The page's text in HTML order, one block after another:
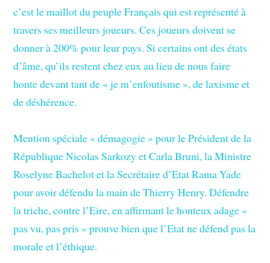
c’est le maillot du peuple Français qui est représenté à
travers ses meilleurs joueurs. Ces joueurs doivent se
donner à 200% pour leur pays. Si certains ont des états
d’âme, qu’ils restent chez eux au lieu de nous faire
honte devant tant de « je m’enfoutisme », de laxisme et
de déshérence.
Mention spéciale « démagogie » pour le Président de la
République Nicolas Sarkozy et Carla Bruni, la Ministre
Roselyne Bachelot et la Secrétaire d’Etat Rama Yade
pour avoir défendu la main de Thierry Henry. Défendre
la triche, contre l’Eire, en affirmant le honteux adage «
pas vu, pas pris » prouve bien que l’Etat ne défend pas la
morale et l’éthique.